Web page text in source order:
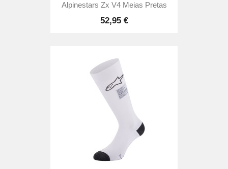
Alpinestars Zx V4 Meias Pretas
52,95 €